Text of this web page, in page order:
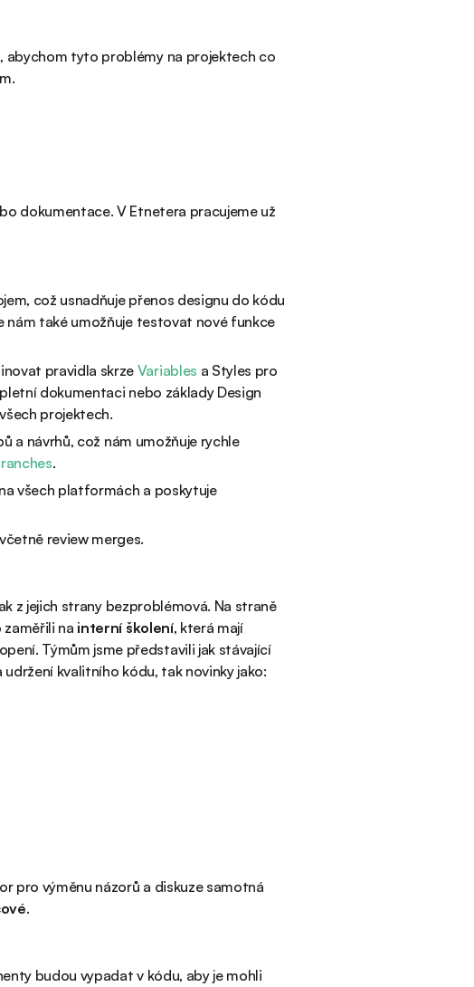
abychom tyto problémy na projektech co
dokumentace. V Etnetera pracujeme už
což usnadňuje přenos designu do kódu
nám také umožňuje testovat nové funkce
pravidla skrze Variables a Styles pro
dokumentaci nebo základy Design
projektech.
a návrhů, což nám umožňuje rychle
.
všech platformách a poskytuje
review merges.
z jejich strany bezproblémová. Na straně
na interní školení, která mají
Týmům jsme představili jak stávající
kvalitního kódu, tak novinky jako:
pro výměnu názorů a diskuze samotná
.
budou vypadat v kódu, aby je mohli